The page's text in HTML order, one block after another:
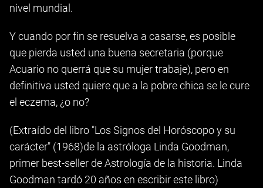
nivel mundial.
Y cuando por fin se resuelva a casarse, es posible
que pierda usted una buena secretaria (porque
Acuario no querrá que su mujer trabaje), pero en
definitiva usted quiere que a la pobre chica se le cure
el eczema, ¿o no?
(Extraído del libro "Los Signos del Horóscopo y su
carácter" (1968)de la astróloga Linda Goodman,
primer best-seller de Astrología de la historia. Linda
Goodman tardó 20 años en escribir este libro)